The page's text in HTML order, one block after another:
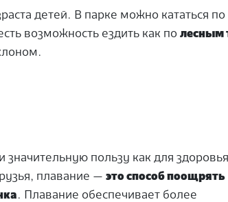
детей. В парке можно кататься
возможность ездить как по лесным
пользу как для
плавание — это способ поощрять
. Плавание обеспечивает более